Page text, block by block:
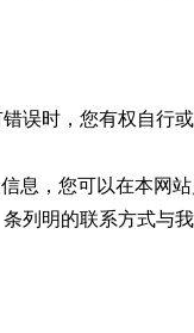
误时，您有权自行
，您可以在本网
列明的联系方式与